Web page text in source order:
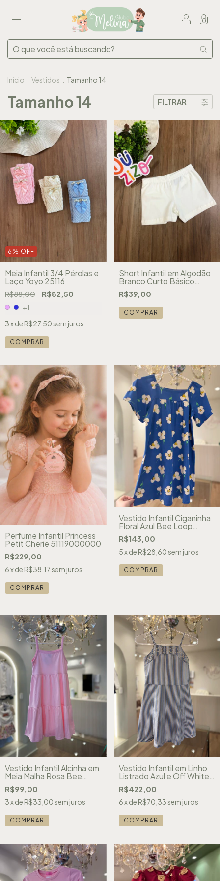
0
Início Vestidos Tamanho 14
Tamanho 14 FILTRAR
6 % OFF
Meia Infantil 3/4 Pérolas e
Laço Yoyo 25116
R$88,00 R$82,50
+1
3x de R$27,50sem juros
COMPRAR
Short Infantil em Algodão
Branco Curto Básico
Duzizo 6817
R$39,00
COMPRAR
Perfume Infantil Princess
Petit Cherie 51119000000
R$229,00
6x de R$38,17sem juros
Vestido Infantil Ciganinha
Floral Azul Bee Loop
050118315
R$143,00
5x de R$28,60sem juros
COMPRAR
Vestido Infantil Alcinha em
Meia Malha Rosa Bee
Loop 050118329
R$99,00
3x de R$33,00sem juros
COMPRAR
Vestido Infantil em Linho
Listrado Azul e Off White
com Bordado Coração
Petit Cherie 51103129420
R$422,00
6x de R$70,33sem juros
COMPRAR